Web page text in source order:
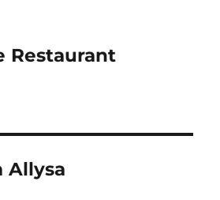
Restaurant
Allysa